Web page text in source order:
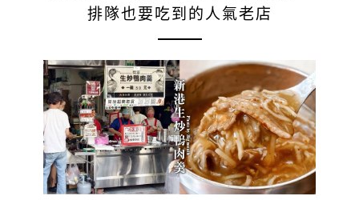
排隊也要吃到的人氣老店